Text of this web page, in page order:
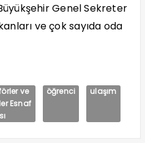
Genel Sekreter
ve çok sayıda oda
ve
Esnaf
öğrenci ulaşım